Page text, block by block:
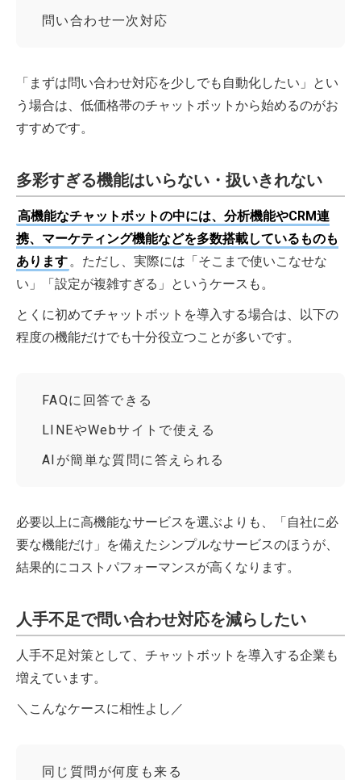
問い合わせ一次対応
「まずは問い合わせ対応を少しでも自動化したい」とい
う場合は、低価格帯のチャットボットから始めるのがお
すすめです。
多彩すぎる機能はいらない・扱いきれない
高機能なチャットボットの中には、分析機能やCRM連
携、マーケティング機能などを多数搭載しているものも
あります。ただし、実際には「そこまで使いこなせな
い」「設定が複雑すぎる」というケースも。
とくに初めてチャットボットを導入する場合は、以下の
程度の機能だけでも十分役立つことが多いです。
FAQに回答できる
LINEやWebサイトで使える
AIが簡単な質問に答えられる
必要以上に高機能なサービスを選ぶよりも、「自社に必
要な機能だけ」を備えたシンプルなサービスのほうが、
結果的にコストパフォーマンスが高くなります。
人手不足で問い合わせ対応を減らしたい
人手不足対策として、チャットボットを導入する企業も
増えています。
＼こんなケースに相性よし／
同じ質問が何度も来る